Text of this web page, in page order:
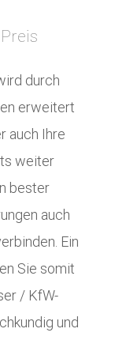
durch
erweitert
auch Ihre
weiter
bester
auch
Ein
Sie somit
/ KfW-
und